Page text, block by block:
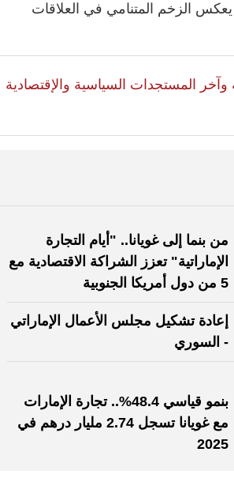
نسبته 49.7% مقارنة بعام 2024 بما يعكس الزخم المتنامي في العلاقات
وآخر المستجدات السياسية والإقتصادية
من بنما إلى غويانا.. "أيام التجارة
الإماراتية" تعزز الشراكة الاقتصادية مع
5 من دول أمريكا الجنوبية
إعادة تشكيل مجلس الأعمال الإماراتي
- السوري
بنمو قياسي 48.4%.. تجارة الإمارات
مع غويانا تسجل 2.74 مليار درهم في
2025